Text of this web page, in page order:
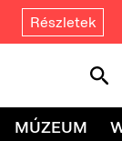
Részletek
MÚZEUM